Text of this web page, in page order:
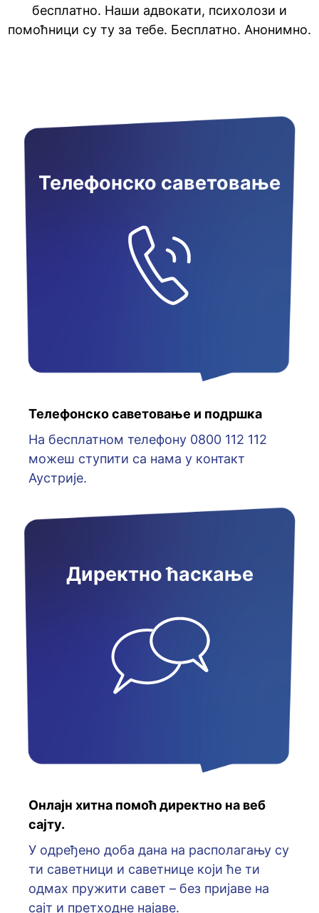
бесплатно. Наши адвокати, психолози и
помоћници су ту за тебе. Бесплатно. Анонимно.
Телефонско саветовање
Телефонско саветовање и подршка
На бесплатном телефону 0800 112 112
можеш ступити са нама у контакт
Аустрије.
Директно ћаскање
Онлајн хитна помоћ директно на веб
сајту.
У oдрeђeнo дoбa дaнa нa рaспoлaгaњу су
ти сaвeтници и сaвeтницe кojи ћe ти
oдмaх пружити сaвeт – бeз приjaвe нa
сajт и прeтхoднe нajaвe.